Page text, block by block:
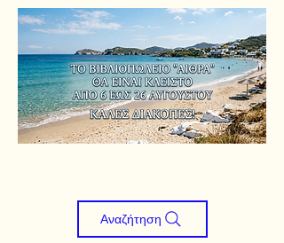
Αναζήτηση